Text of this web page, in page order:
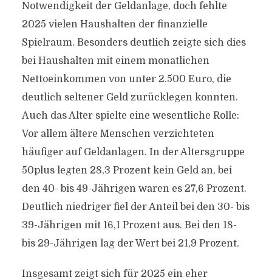
Notwendigkeit der Geldanlage, doch fehlte
2025 vielen Haushalten der finanzielle
Spielraum. Besonders deutlich zeigte sich dies
bei Haushalten mit einem monatlichen
Nettoeinkommen von unter 2.500 Euro, die
deutlich seltener Geld zurücklegen konnten.
Auch das Alter spielte eine wesentliche Rolle:
Vor allem ältere Menschen verzichteten
häufiger auf Geldanlagen. In der Altersgruppe
50plus legten 28,3 Prozent kein Geld an, bei
den 40- bis 49-Jährigen waren es 27,6 Prozent.
Deutlich niedriger fiel der Anteil bei den 30- bis
39-Jährigen mit 16,1 Prozent aus. Bei den 18-
bis 29-Jährigen lag der Wert bei 21,9 Prozent.
Insgesamt zeigt sich für 2025 ein eher